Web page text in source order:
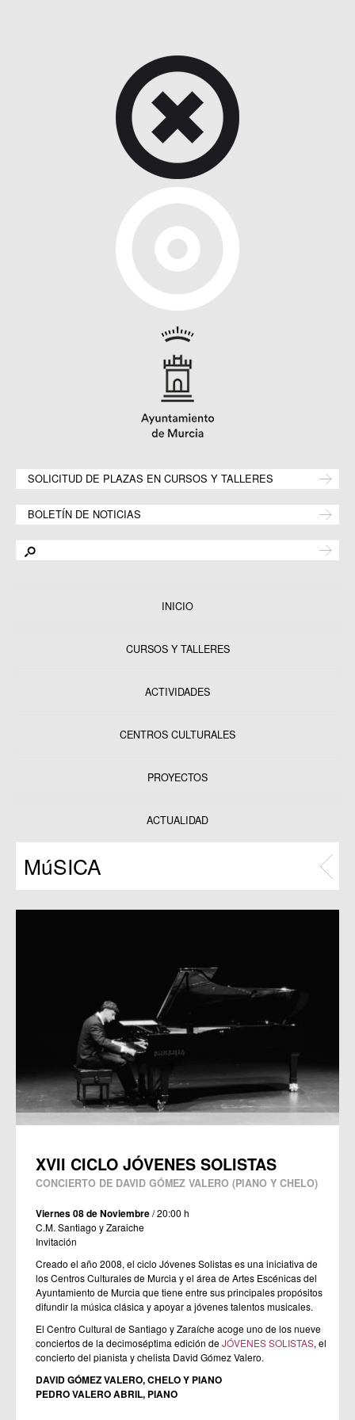
SOLICITUD DE PLAZAS EN CURSOS Y TALLERES
BOLETÍN DE NOTICIAS
INICIO
CURSOS Y TALLERES
ACTIVIDADES
CENTROS CULTURALES
PROYECTOS
Programas
ACTUALIDAD
MúSICA
XVII CICLO JÓVENES SOLISTAS
CONCIERTO DE DAVID GÓMEZ VALERO (PIANO Y CHELO)
Viernes 08 de Noviembre/ 20:00 h
C.M. Santiago y Zaraiche
Invitación
Creado el año 2008, el ciclo Jóvenes Solistas es una iniciativa de
los Centros Culturales de Murcia y el área de Artes Escénicas del
Ayuntamiento de Murcia que tiene entre sus principales propósitos
difundir la música clásica y apoyar a jóvenes talentos musicales.
El Centro Cultural de Santiago y Zaraíche acoge uno de los nueve
conciertos de la decimoséptima edición deJÓVENES SOLISTAS, el
concierto del pianista y chelista David Gómez Valero.
DAVID GÓMEZ VALERO, CHELO Y PIANO
PEDRO VALERO ABRIL, PIANO